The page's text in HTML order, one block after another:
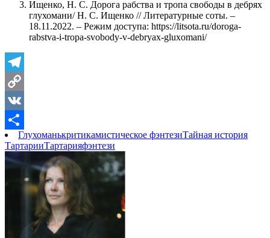
Ищенко, Н. С. Дорога рабства и тропа свободы в дебрях
глухомани/ Н. С. Ищенко // Литературные соты. –
18.11.2022. – Режим доступа: https://litsota.ru/doroga-
rabstva-i-tropa-svobody-v-debryax-gluxomani/
Telegram
Copy
Link
VK
Отправить
Глухоманькритикамистическое фэнтезиТайная история
ТартарииТартарияфэнтези